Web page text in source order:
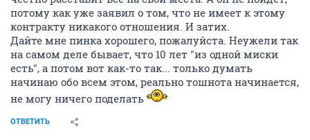
потому как уже заявил о том, что не имеет к этому
контракту никакого отношения. И затих.
Дайте мне пинка хорошего, пожалуйста. Неужели так
на самом деле бывает, что 10 лет "из одной миски
есть", а потом вот как-то так... только думать
начинаю обо всем этом, реально тошнота начинается,
не могу ничего поделать
ОТВЕТИТЬ